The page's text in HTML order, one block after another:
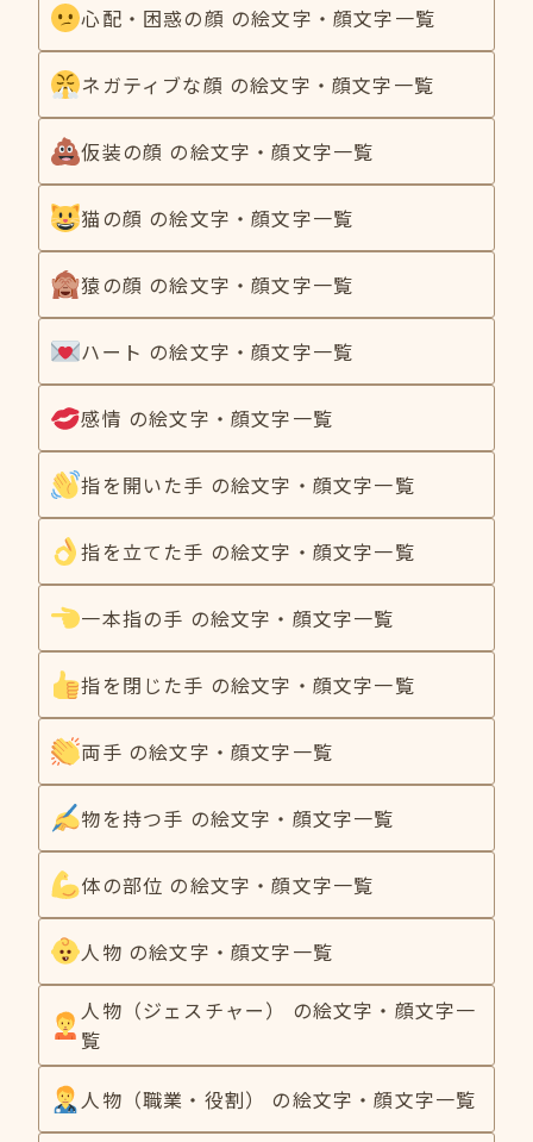
心配・困惑の顔 の絵文字・顔文字一覧
ネガティブな顔 の絵文字・顔文字一覧
仮装の顔 の絵文字・顔文字一覧
猫の顔 の絵文字・顔文字一覧
猿の顔 の絵文字・顔文字一覧
ハート の絵文字・顔文字一覧
感情 の絵文字・顔文字一覧
指を開いた手 の絵文字・顔文字一覧
指を立てた手 の絵文字・顔文字一覧
一本指の手 の絵文字・顔文字一覧
指を閉じた手 の絵文字・顔文字一覧
両手 の絵文字・顔文字一覧
物を持つ手 の絵文字・顔文字一覧
体の部位 の絵文字・顔文字一覧
人物 の絵文字・顔文字一覧
人物（ジェスチャー） の絵文字・顔文字一
覧
人物（職業・役割） の絵文字・顔文字一覧